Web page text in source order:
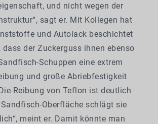
und nicht wegen der
sagt er. Mit Kollegen hat
und Autolack beschichtet
dass der Zuckerguss ihnen ebenso
Schuppen eine extrem
und große Abriebfestigkeit
Reibung von Teflon ist deutlich
Sandfisch-Oberfläche schlägt sie
meint er. Damit könnte man